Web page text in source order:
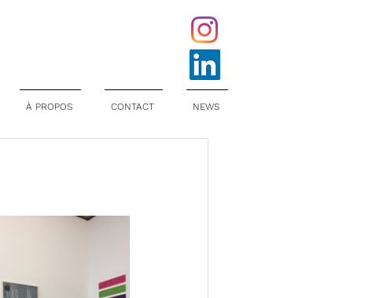
À PROPOS CONTACT NEWS